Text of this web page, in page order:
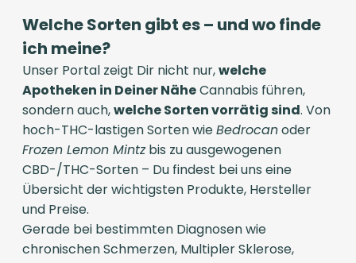
Welche Sorten gibt es – und wo finde
ich meine?
Unser Portal zeigt Dir nicht nur,welche
Apotheken in Deiner NäheCannabis führen,
sondern auch,welche Sorten vorrätig sind. Von
hoch-THC-lastigen Sorten wieBedrocanoder
Frozen Lemon Mintzbis zu ausgewogenen
CBD-/THC-Sorten – Du findest bei uns eine
Übersicht der wichtigsten Produkte, Hersteller
und Preise.
Gerade bei bestimmten Diagnosen wie
chronischen Schmerzen, Multipler Sklerose,